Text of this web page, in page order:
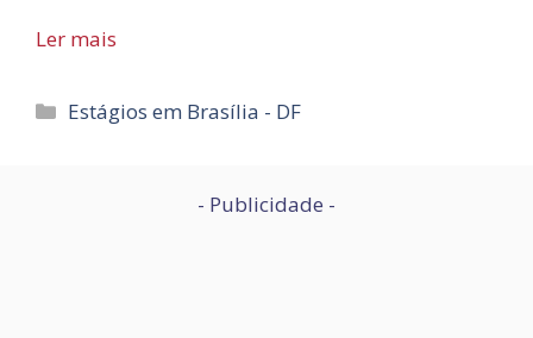
Ler mais
Categorias
Estágios em Brasília - DF
- Publicidade -